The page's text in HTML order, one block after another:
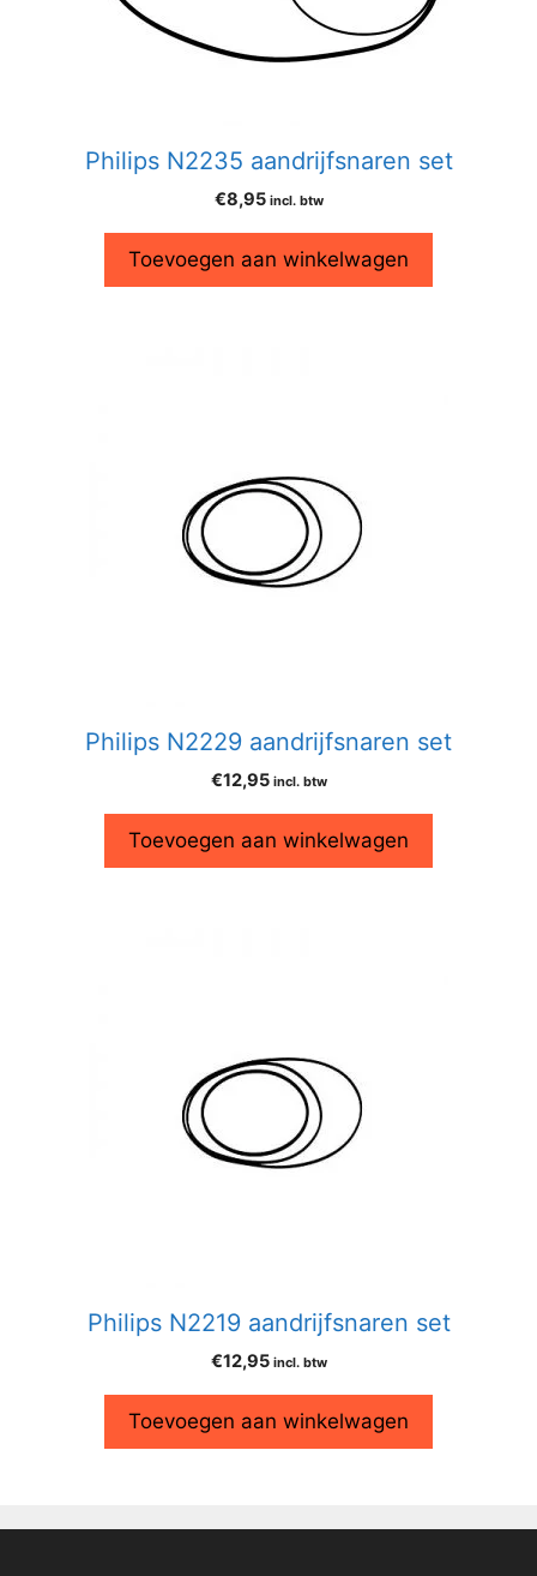
Philips N2235 aandrijfsnaren set
€8,95 incl. btw
Toevoegen aan winkelwagen
Philips N2229 aandrijfsnaren set
€12,95 incl. btw
Toevoegen aan winkelwagen
Philips N2219 aandrijfsnaren set
€12,95 incl. btw
Toevoegen aan winkelwagen